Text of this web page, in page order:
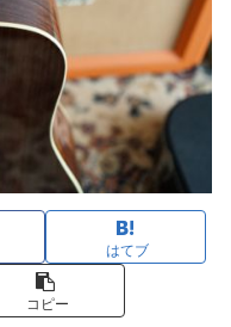
はてブ
コピー